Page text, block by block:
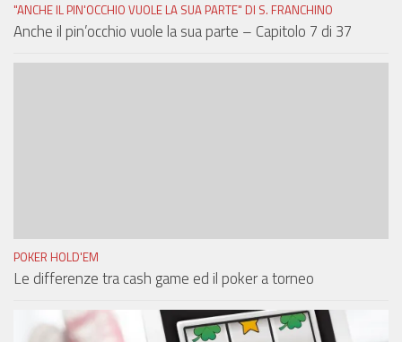
"ANCHE IL PIN'OCCHIO VUOLE LA SUA PARTE" DI S. FRANCHINO
Anche il pin’occhio vuole la sua parte – Capitolo 7 di 37
POKER HOLD'EM
Le differenze tra cash game ed il poker a torneo